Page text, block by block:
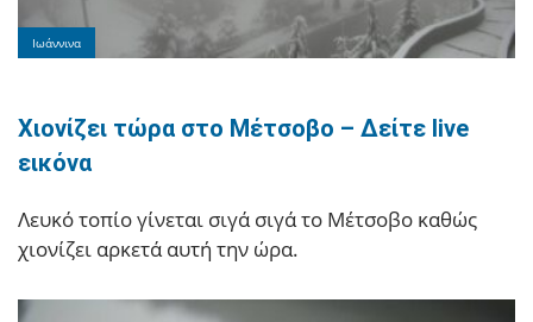
Ιωάννινα
Χιονίζει τώρα στο Μέτσοβο – Δείτε live
εικόνα
Λευκό τοπίο γίνεται σιγά σιγά το Μέτσοβο καθώς
χιονίζει αρκετά αυτή την ώρα.